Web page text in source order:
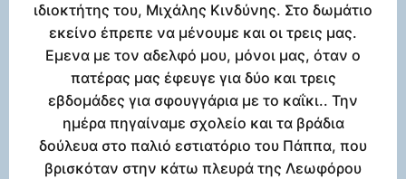
ιδιοκτήτης του, Μιχάλης Κινδύνης. Στο δωμάτιο
εκείνο έπρεπε να μένουμε και οι τρεις μας.
Εμενα με τον αδελφό μου, μόνοι μας, όταν ο
πατέρας μας έφευγε για δύο και τρεις
εβδομάδες για σφουγγάρια με το καΐκι.. Την
ημέρα πηγαίναμε σχολείο και τα βράδια
δούλευα στο παλιό εστιατόριο του Πάππα, που
βρισκόταν στην κάτω πλευρά της Λεωφόρου